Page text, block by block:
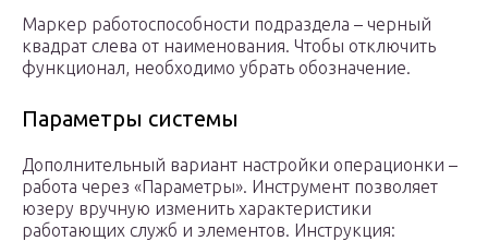
Маркер работоспособности подраздела – черный
квадрат слева от наименования. Чтобы отключить
функционал, необходимо убрать обозначение.
Параметры системы
Дополнительный вариант настройки операционки –
работа через «Параметры». Инструмент позволяет
юзеру вручную изменить характеристики
работающих служб и элементов. Инструкция: